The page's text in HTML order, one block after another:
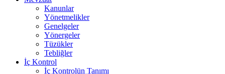
Kanunlar
Yönetmelikler
Genelgeler
Yönergeler
Tüzükler
Tebliğler
İç Kontrol
İç Kontrolün Tanımı